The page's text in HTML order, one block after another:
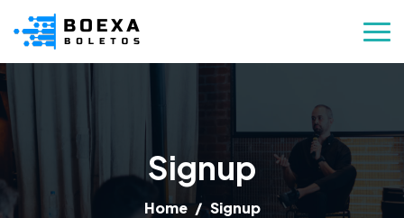
Signup
Home Signup